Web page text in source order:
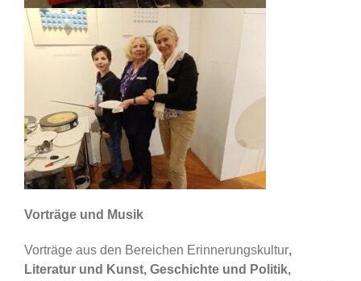
Vorträge und Musik
Vorträge aus den Bereichen Erinnerungskultur,
Literatur und Kunst, Geschichte und Politik,